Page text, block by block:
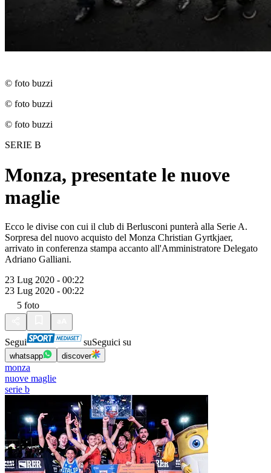
© foto buzzi
© foto buzzi
© foto buzzi
SERIE B
Monza, presentate le nuove
maglie
Ecco le divise con cui il club di Berlusconi punterà alla Serie A.
Sorpresa del nuovo acquisto del Monza Christian Gyrtkjaer,
arrivato in conferenza stampa accanto all'Amministratore Delegato
Adriano Galliani.
23 Lug 2020 - 00:22
23 Lug 2020 - 00:22
5 foto
Segui suSeguici su
whatsapp discover
monza
nuove maglie
serie b